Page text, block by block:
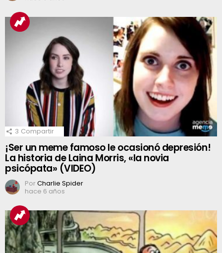
3 Compartir
¡Ser un meme famoso le ocasionó depresión!
La historia de Laina Morris, «la novia
psicópata» (VIDEO)
PorCharlie Spider
hace 6 años